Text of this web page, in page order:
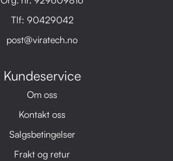
Tlf: 90429042
post@viratech.no
Kundeservice
Om oss
Kontakt oss
Salgsbetingelser
Frakt og retur